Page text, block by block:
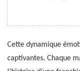
Cette dynamique
captivantes. Chaque